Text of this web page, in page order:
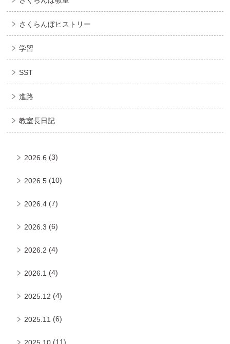
さくらんぼヒストリー
学習
SST
進路
教室長日記
2026.6 (3)
2026.5 (10)
2026.4 (7)
2026.3 (6)
2026.2 (4)
2026.1 (4)
2025.12 (4)
2025.11 (6)
(11)